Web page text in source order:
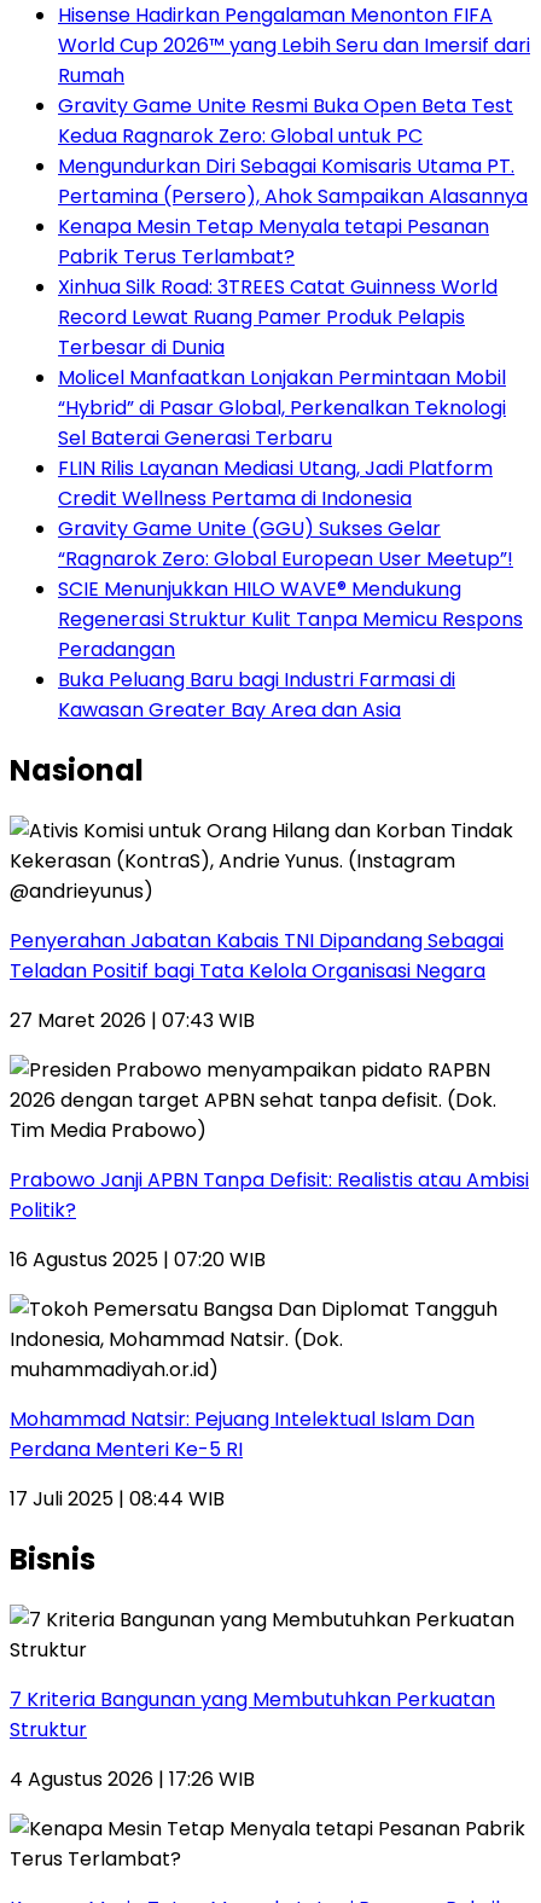
Hisense Hadirkan Pengalaman Menonton FIFA
World Cup 2026™ yang Lebih Seru dan Imersif dari
Rumah
Gravity Game Unite Resmi Buka Open Beta Test
Kedua Ragnarok Zero: Global untuk PC
Mengundurkan Diri Sebagai Komisaris Utama PT.
Pertamina (Persero), Ahok Sampaikan Alasannya
Kenapa Mesin Tetap Menyala tetapi Pesanan
Pabrik Terus Terlambat?
Xinhua Silk Road: 3TREES Catat Guinness World
Record Lewat Ruang Pamer Produk Pelapis
Terbesar di Dunia
Molicel Manfaatkan Lonjakan Permintaan Mobil
“Hybrid” di Pasar Global, Perkenalkan Teknologi
Sel Baterai Generasi Terbaru
FLIN Rilis Layanan Mediasi Utang, Jadi Platform
Credit Wellness Pertama di Indonesia
Gravity Game Unite (GGU) Sukses Gelar
“Ragnarok Zero: Global European User Meetup”!
SCIE Menunjukkan HILO WAVE® Mendukung
Regenerasi Struktur Kulit Tanpa Memicu Respons
Peradangan
Buka Peluang Baru bagi Industri Farmasi di
Kawasan Greater Bay Area dan Asia
Nasional
Penyerahan Jabatan Kabais TNI Dipandang Sebagai
Teladan Positif bagi Tata Kelola Organisasi Negara
27 Maret 2026 | 07:43 WIB
Prabowo Janji APBN Tanpa Defisit: Realistis atau Ambisi
Politik?
16 Agustus 2025 | 07:20 WIB
Mohammad Natsir: Pejuang Intelektual Islam Dan
Perdana Menteri Ke-5 RI
17 Juli 2025 | 08:44 WIB
Bisnis
7 Kriteria Bangunan yang Membutuhkan Perkuatan
Struktur
4 Agustus 2026 | 17:26 WIB